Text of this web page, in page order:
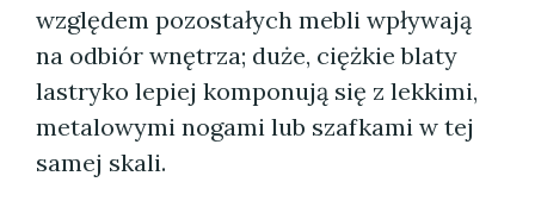
względem pozostałych mebli wpływają
na odbiór wnętrza; duże, ciężkie blaty
lastryko lepiej komponują się z lekkimi,
metalowymi nogami lub szafkami w tej
samej skali.